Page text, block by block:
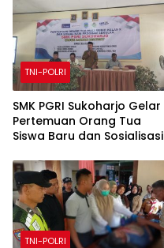
TNI-POLRI
SMK PGRI Sukoharjo Gelar
Pertemuan Orang Tua
Siswa Baru dan Sosialisasi
Ajaran 2026/2027
TNI-POLRI